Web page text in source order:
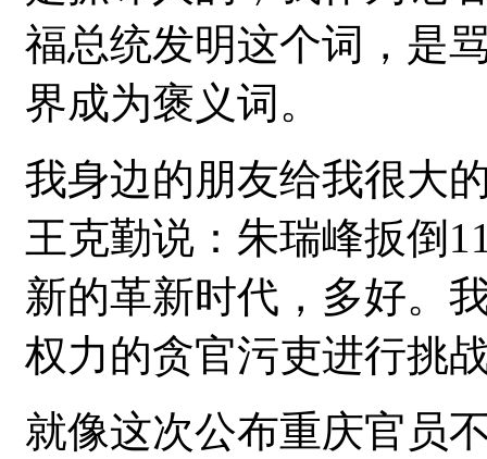
福总统发明这个词，是
界成为褒义词。
我身边的朋友给我很大
王克勤说：朱瑞峰扳倒
新的革新时代，多好。
权力的贪官污吏进行挑
就像这次公布重庆官员